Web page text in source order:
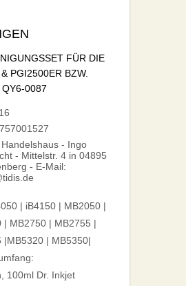
FÜR DIE
PGI2500ER BZW.
QY6-0087
Handelshaus - Ingo
- Mittelstr. 4 in 04895
- E-Mail:
| iB4150 | MB2050 |
| MB2750 | MB2755 |
|MB5320 | MB5350|
100ml Dr. Inkjet